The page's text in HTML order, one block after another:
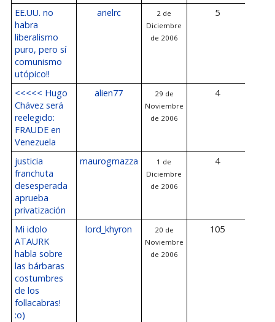
EE.UU. no
habra
liberalismo
puro, pero sí
comunismo
utópico!!
arielrc
2 de
Diciembre
de 2006
5
<<<<< Hugo
Chávez será
reelegido:
FRAUDE en
Venezuela
alien77
29 de
Noviembre
de 2006
4
justicia
franchuta
desesperada
aprueba
privatización
maurogmazza
1 de
Diciembre
de 2006
4
Mi idolo
ATAURK
habla sobre
las bárbaras
costumbres
de los
follacabras!
:o)
lord_khyron
20 de
Noviembre
de 2006
105